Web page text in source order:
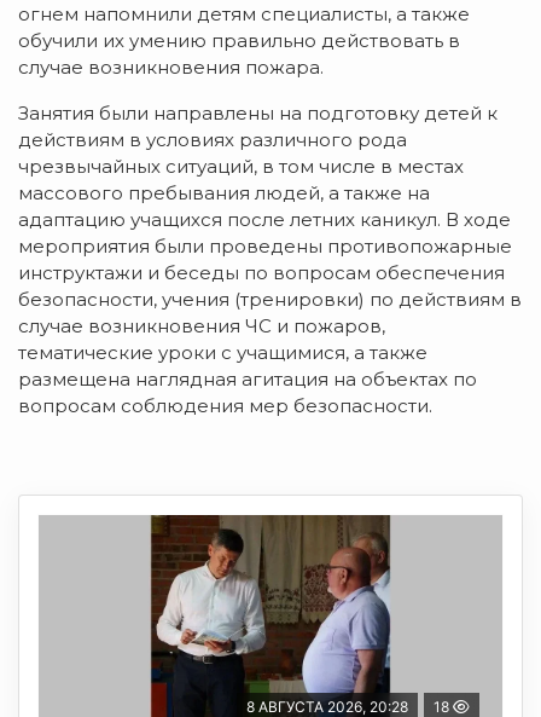
огнем напомнили детям специалисты, а также
обучили их умению правильно действовать в
случае возникновения пожара.
Занятия были направлены на подготовку детей к
действиям в условиях различного рода
чрезвычайных ситуаций, в том числе в местах
массового пребывания людей, а также на
адаптацию учащихся после летних каникул. В ходе
мероприятия были проведены противопожарные
инструктажи и беседы по вопросам обеспечения
безопасности, учения (тренировки) по действиям в
случае возникновения ЧС и пожаров,
тематические уроки с учащимися, а также
размещена наглядная агитация на объектах по
вопросам соблюдения мер безопасности.
8 АВГУСТА 2026, 20:28 18